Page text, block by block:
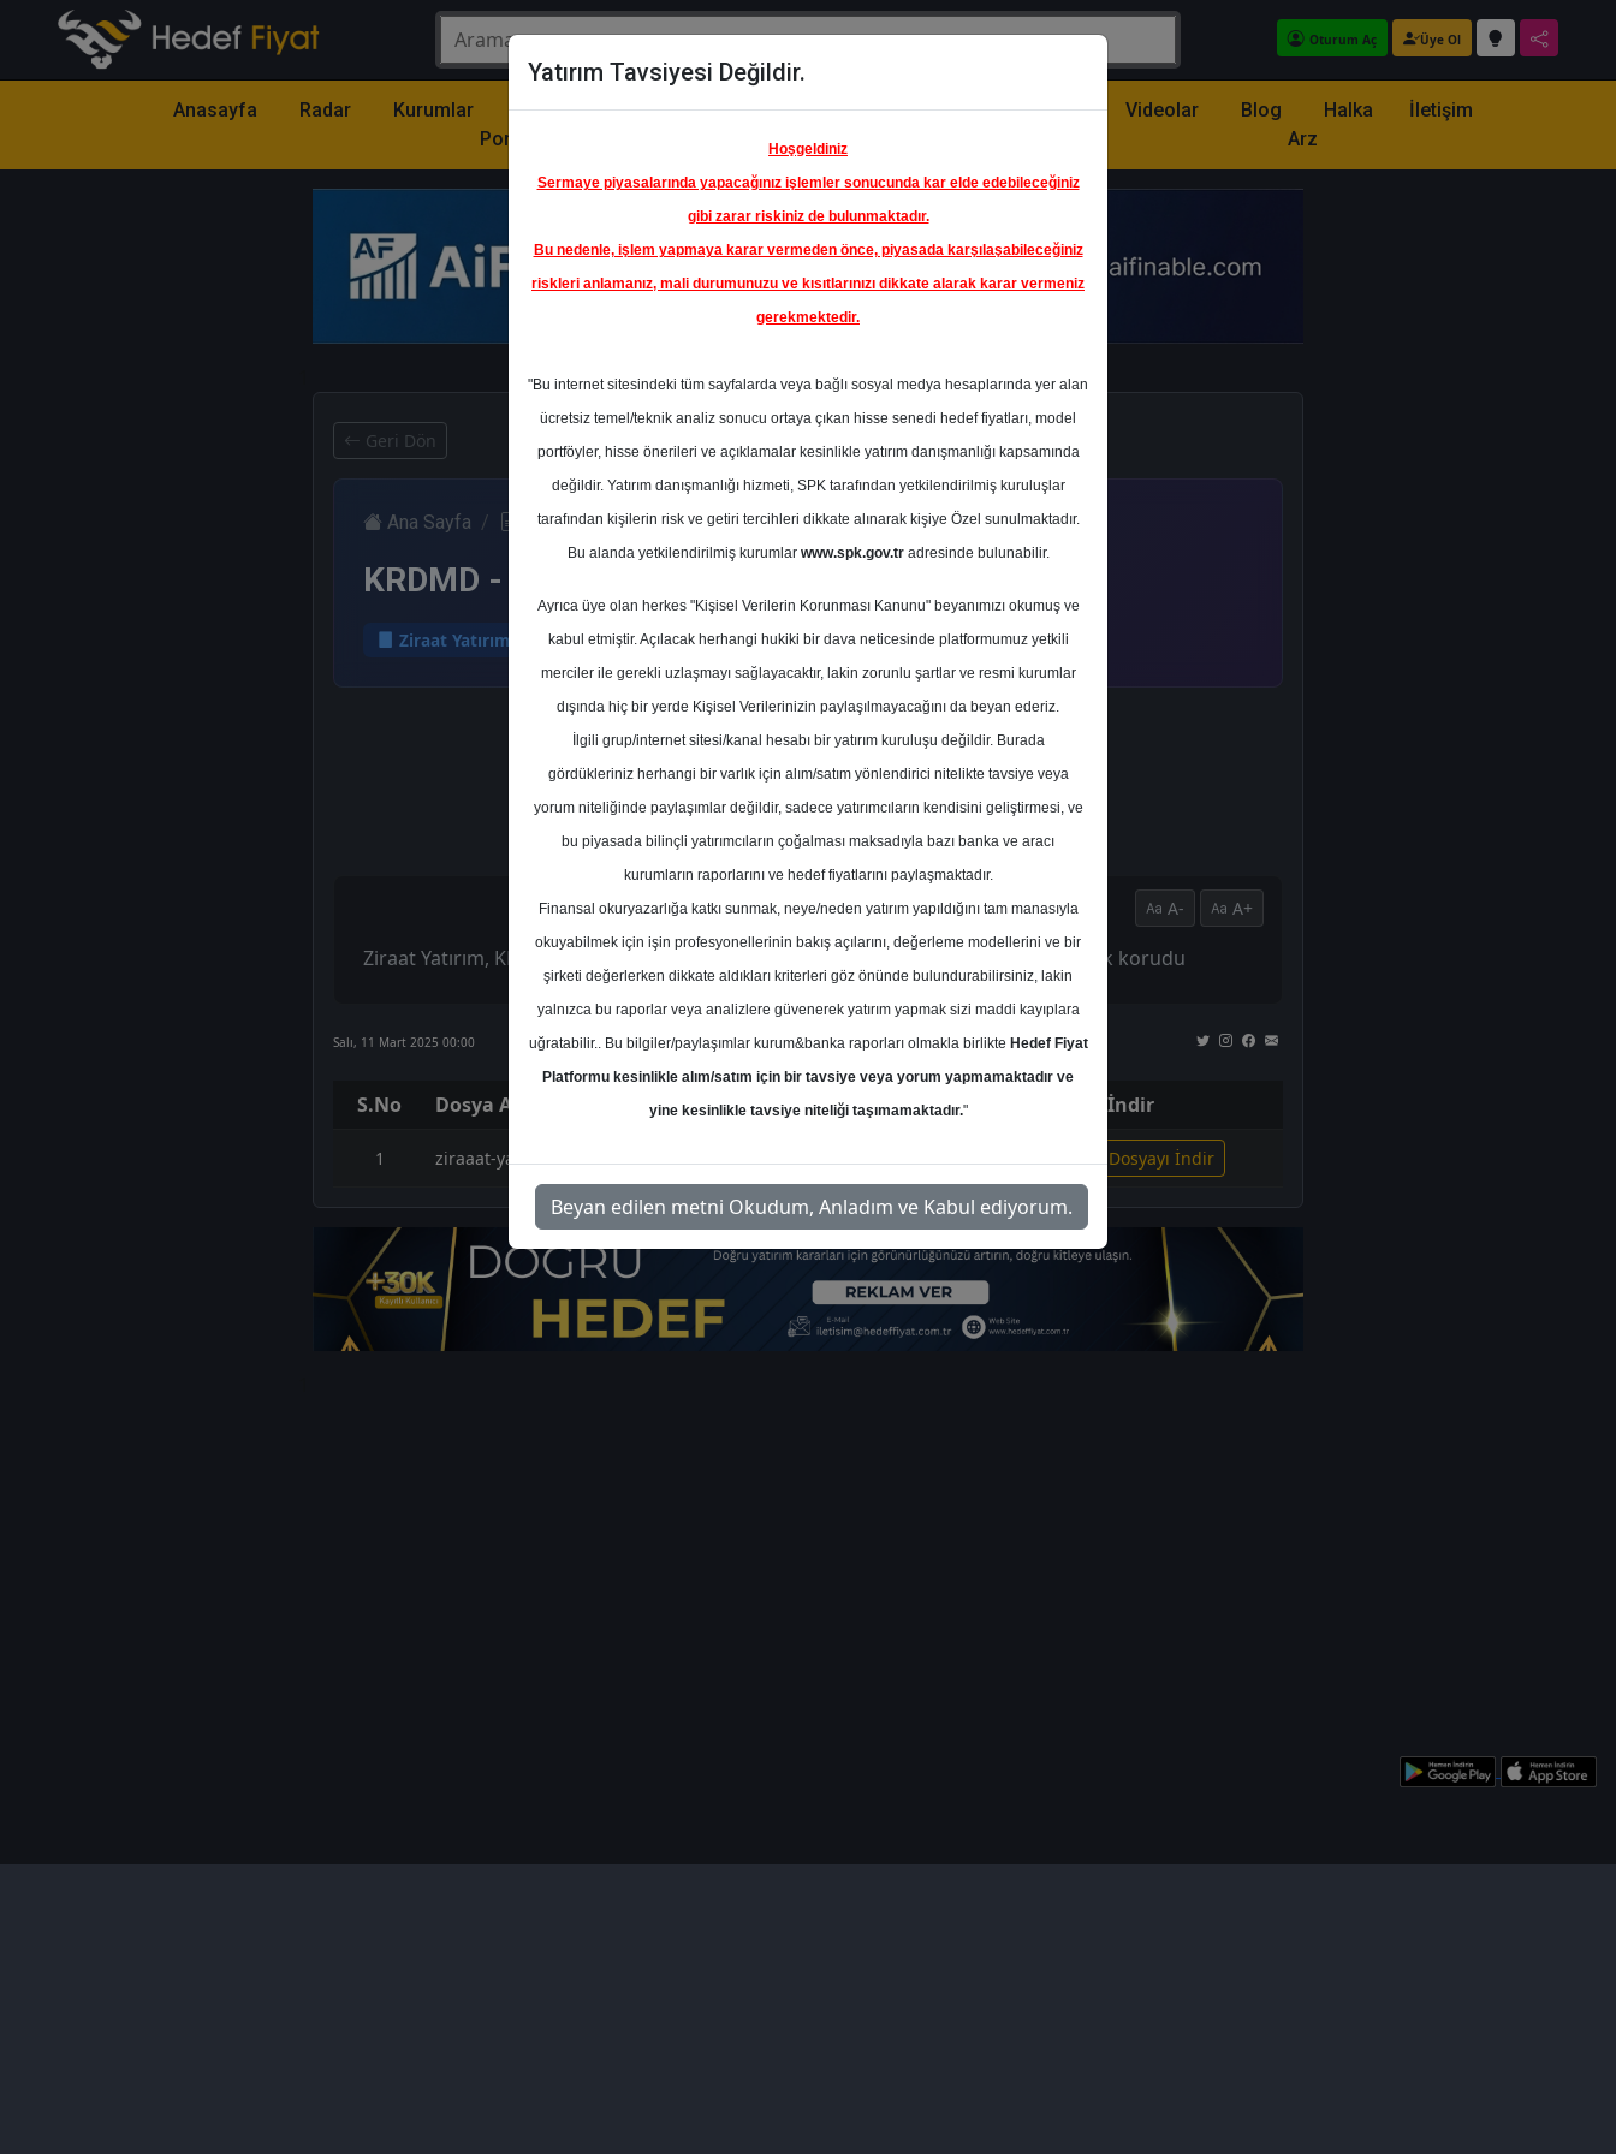
Oturum Aç Üye Ol
Anasayfa Radar Kurumlar
Model
Portföy
Hisse
Öne
Çıkanlar
Raporlar Partnerlerimiz Videolar Blog
Halka
Arz
İletişim
Geri Dön
Ana Sayfa Raporlar Ziraat Yatırım Rapor Detay
KRDMD - Hedef Fiyat
Ziraat Yatırım 11 Mart 2025
A- A+
Ziraat Yatırım, KRDMD-KARDEMİR (D) için hedef fiyatını 47 TL, tavsiyesini "al" olarak korudu
Salı, 11 Mart 2025 00:00
S.No Dosya Adı İndir
1 ziraaat-yatirim-kardemir-d-hedef-fiyat-50944 İlgili Dosyayı İndir
Yatırım Tavsiyesi Değildir.
Hoşgeldiniz
Sermaye piyasalarında yapacağınız işlemler sonucunda kar elde edebileceğiniz
gibi zarar riskiniz de bulunmaktadır.
Bu nedenle, işlem yapmaya karar vermeden önce, piyasada karşılaşabileceğiniz
riskleri anlamanız, mali durumunuzu ve kısıtlarınızı dikkate alarak karar vermeniz
gerekmektedir.
"Bu internet sitesindeki tüm sayfalarda veya bağlı sosyal medya hesaplarında yer alan
ücretsiz temel/teknik analiz sonucu ortaya çıkan hisse senedi hedef fiyatları, model
portföyler, hisse önerileri ve açıklamalar kesinlikle yatırım danışmanlığı kapsamında
değildir. Yatırım danışmanlığı hizmeti, SPK tarafından yetkilendirilmiş kuruluşlar
tarafından kişilerin risk ve getiri tercihleri dikkate alınarak kişiye Özel sunulmaktadır.
Bu alanda yetkilendirilmiş kurumlar www.spk.gov.tradresinde bulunabilir.
Ayrıca üye olan herkes "Kişisel Verilerin Korunması Kanunu" beyanımızı okumuş ve
kabul etmiştir. Açılacak herhangi hukiki bir dava neticesinde platformumuz yetkili
merciler ile gerekli uzlaşmayı sağlayacaktır, lakin zorunlu şartlar ve resmi kurumlar
dışında hiç bir yerde Kişisel Verilerinizin paylaşılmayacağını da beyan ederiz.
İlgili grup/internet sitesi/kanal hesabı bir yatırım kuruluşu değildir. Burada
gördükleriniz herhangi bir varlık için alım/satım yönlendirici nitelikte tavsiye veya
yorum niteliğinde paylaşımlar değildir, sadece yatırımcıların kendisini geliştirmesi, ve
bu piyasada bilinçli yatırımcıların çoğalması maksadıyla bazı banka ve aracı
kurumların raporlarını ve hedef fiyatlarını paylaşmaktadır.
Finansal okuryazarlığa katkı sunmak, neye/neden yatırım yapıldığını tam manasıyla
okuyabilmek için işin profesyonellerinin bakış açılarını, değerleme modellerini ve bir
şirketi değerlerken dikkate aldıkları kriterleri göz önünde bulundurabilirsiniz, lakin
yalnızca bu raporlar veya analizlere güvenerek yatırım yapmak sizi maddi kayıplara
uğratabilir.. Bu bilgiler/paylaşımlar kurum&banka raporları olmakla birlikte Hedef Fiyat
Platformu kesinlikle alım/satım için bir tavsiye veya yorum yapmamaktadır ve
yine kesinlikle tavsiye niteliği taşımamaktadır."
Beyan edilen metni Okudum, Anladım ve Kabul ediyorum.